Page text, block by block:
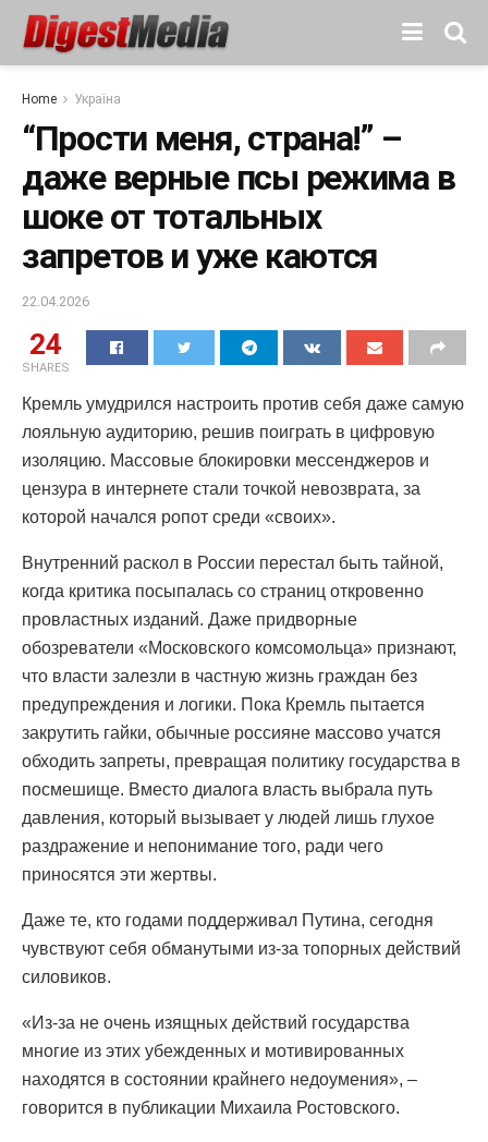
Home Україна
“Прости меня, страна!” –
даже верные псы режима в
шоке от тотальных
запретов и уже каются
22.04.2026
24
SHARES
Кремль умудрился настроить против себя даже самую
лояльную аудиторию, решив поиграть в цифровую
изоляцию. Массовые блокировки мессенджеров и
цензура в интернете стали точкой невозврата, за
которой начался ропот среди «своих».
Внутренний раскол в России перестал быть тайной,
когда критика посыпалась со страниц откровенно
провластных изданий. Даже придворные
обозреватели «Московского комсомольца» признают,
что власти залезли в частную жизнь граждан без
предупреждения и логики. Пока Кремль пытается
закрутить гайки, обычные россияне массово учатся
обходить запреты, превращая политику государства в
посмешище. Вместо диалога власть выбрала путь
давления, который вызывает у людей лишь глухое
раздражение и непонимание того, ради чего
приносятся эти жертвы.
Даже те, кто годами поддерживал Путина, сегодня
чувствуют себя обманутыми из-за топорных действий
силовиков.
«Из-за не очень изящных действий государства
многие из этих убежденных и мотивированных
находятся в состоянии крайнего недоумения», –
говорится в публикации Михаила Ростовского.